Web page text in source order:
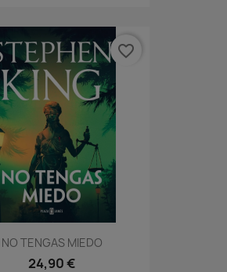
NO TENGAS MIEDO
24,90 €
favorite_border